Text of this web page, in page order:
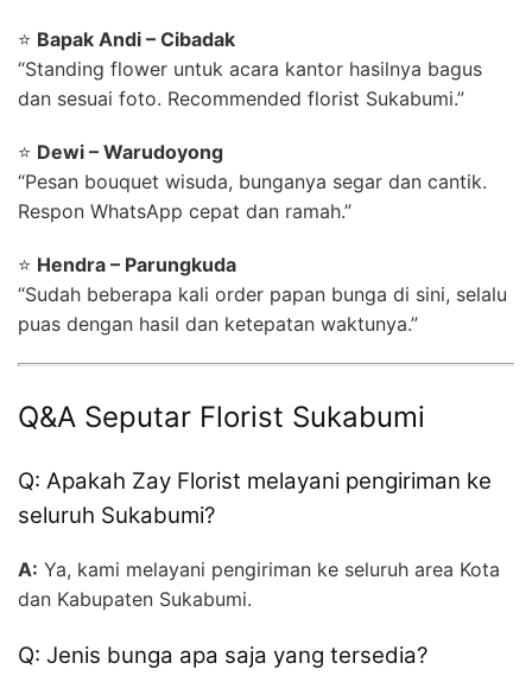
⭐ Bapak Andi – Cibadak
“Standing flower untuk acara kantor hasilnya bagus
dan sesuai foto. Recommended florist Sukabumi.”
⭐ Dewi – Warudoyong
“Pesan bouquet wisuda, bunganya segar dan cantik.
Respon WhatsApp cepat dan ramah.”
⭐ Hendra – Parungkuda
“Sudah beberapa kali order papan bunga di sini, selalu
puas dengan hasil dan ketepatan waktunya.”
Q&A Seputar Florist Sukabumi
Q: Apakah Zay Florist melayani pengiriman ke
seluruh Sukabumi?
A: Ya, kami melayani pengiriman ke seluruh area Kota
dan Kabupaten Sukabumi.
Q: Jenis bunga apa saja yang tersedia?